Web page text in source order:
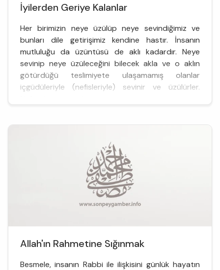
İyilerden Geriye Kalanlar
Her birimizin neye üzülüp neye sevindiğimiz ve
bunları dile getirişimiz kendine hastır. İnsanın
mutluluğu da üzüntüsü de aklı kadardır. Neye
sevinip neye üzüleceğini bilecek akla ve o aklın
götürdüğü teslimiyete ulaşamamış olanlar
içgüdüleriyle (nefisleriyle) sevinir ve üzülürler.
Allah'ın Rahmetine Sığınmak
Besmele, insanın Rabbi ile ilişkisini günlük hayatın